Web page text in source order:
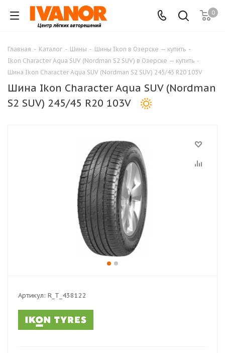
0
Главная - Каталог - Шины - Шины Ikon в Озерске — купить -
Ikon Character Aqua SUV (Nordman S2 SUV) в Озерске — купить -
Шина Ikon Character Aqua SUV (Nordman S2 SUV) 245/45 R20 103V
Шина Ikon Character Aqua SUV (Nordman
S2 SUV) 245/45 R20 103V
Артикул: R_T_438122